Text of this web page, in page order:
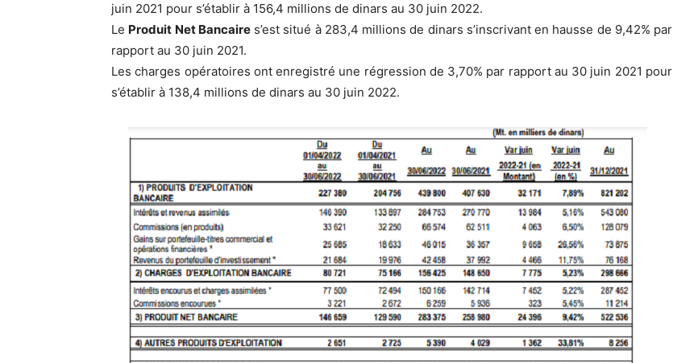
juin 2021 pour s’établir à 156,4 millions de dinars au 30 juin 2022.
Le Produit Net Bancaires’est situé à 283,4 millions de dinars s’inscrivant en hausse de 9,42% par
rapport au 30 juin 2021.
Les charges opératoires ont enregistré une régression de 3,70% par rapport au 30 juin 2021 pour
s’établir à 138,4 millions de dinars au 30 juin 2022.